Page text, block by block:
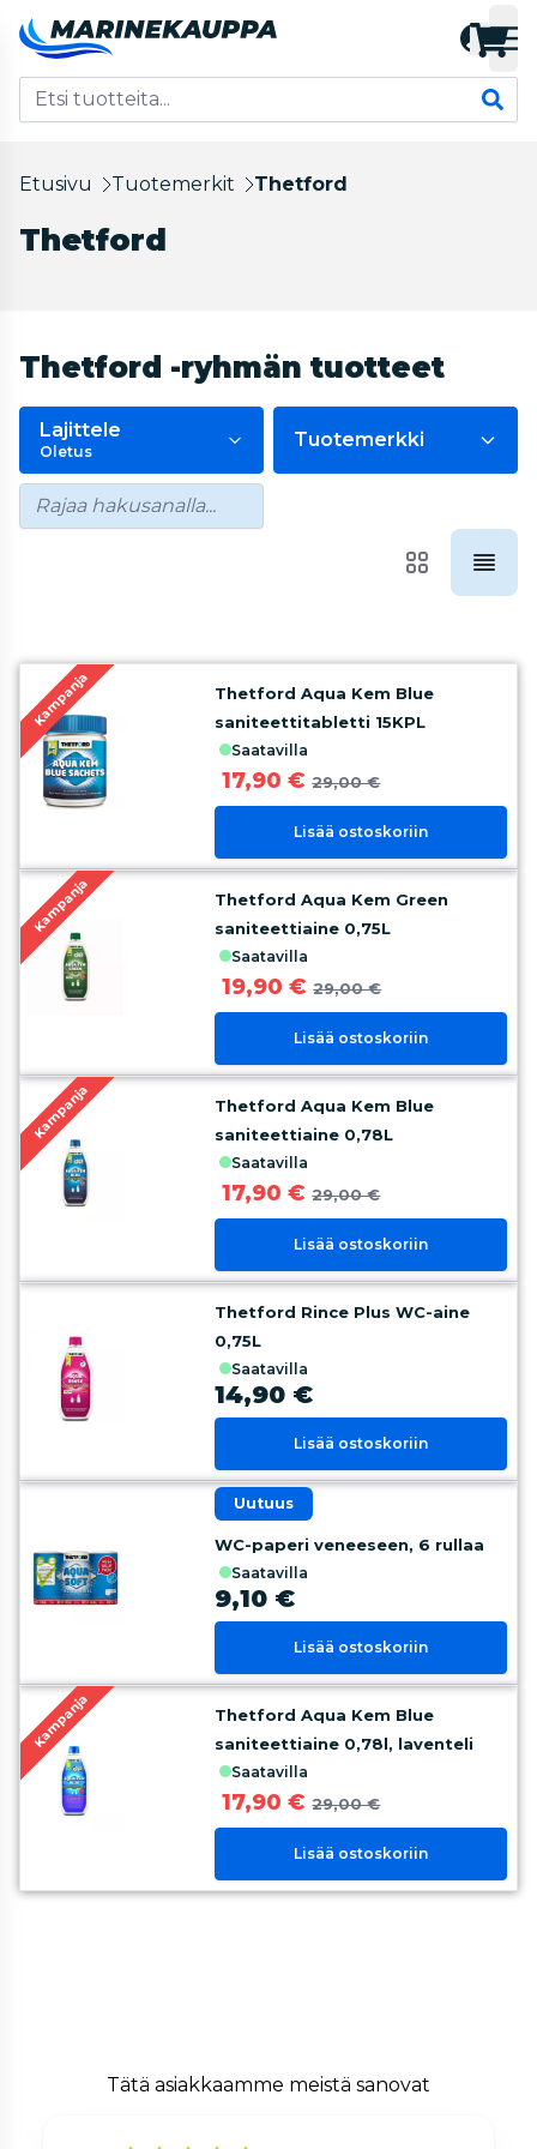
Etusivu Tuotemerkit Thetford
Thetford
Thetford -ryhmän tuotteet
Lajittele
Oletus
Tuotemerkki
Kampanja
Thetford Aqua Kem Blue
saniteettitabletti 15KPL
saatavilla
17,90 € 29,00 €
Lisää ostoskoriin
Kampanja
Thetford Aqua Kem Green
saniteettiaine 0,75L
saatavilla
19,90 € 29,00 €
Lisää ostoskoriin
Kampanja
Thetford Aqua Kem Blue
saniteettiaine 0,78L
saatavilla
17,90 € 29,00 €
Lisää ostoskoriin
Thetford Rince Plus WC-aine
0,75L
saatavilla
14,90 €
Lisää ostoskoriin
uutuus
WC-paperi veneeseen, 6 rullaa
saatavilla
9,10 €
Lisää ostoskoriin
Kampanja
Thetford Aqua Kem Blue
saniteettiaine 0,78l, laventeli
saatavilla
17,90 € 29,00 €
Lisää ostoskoriin
Tätä asiakkaamme meistä sanovat